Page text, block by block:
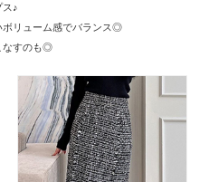
ス♪
ボリューム感でバランス◎
なすのも◎